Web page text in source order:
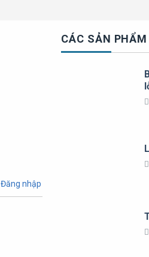
Đăng nhập
CÁC SẢN